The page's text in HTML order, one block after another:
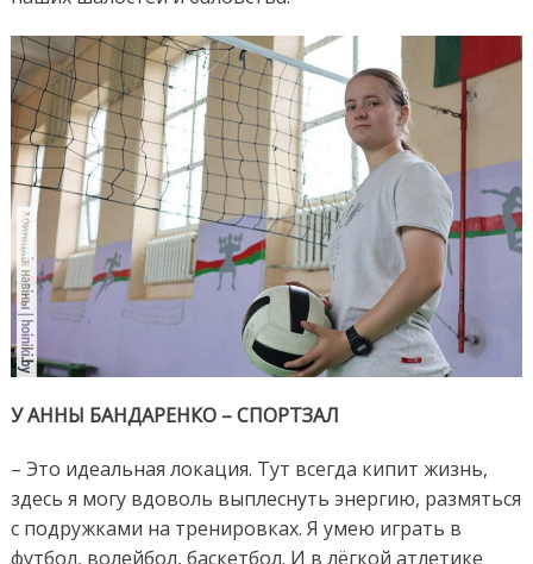
У АННЫ БАНДАРЕНКО – СПОРТЗАЛ
– Это идеальная локация. Тут всегда кипит жизнь,
здесь я могу вдоволь выплеснуть энергию, размяться
с подружками на тренировках. Я умею играть в
футбол, волейбол, баскетбол. И в лёгкой атлетике